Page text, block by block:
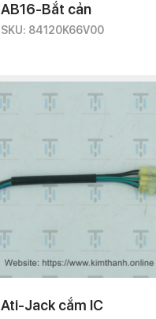
AB16-Bắt cản
SKU: 84120K66V00
Ati-Jack cắm IC